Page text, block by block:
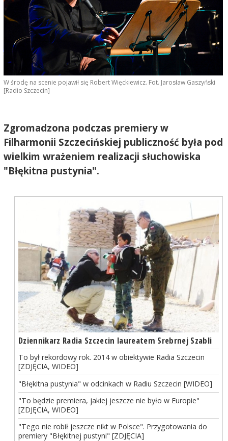
W środę na scenie pojawił się Robert Więckiewicz. Fot. Jarosław Gaszyński
[Radio Szczecin]
Zgromadzona podczas premiery w
Filharmonii Szczecińskiej publiczność była pod
wielkim wrażeniem realizacji słuchowiska
"Błękitna pustynia".
Dziennikarz Radia Szczecin laureatem Srebrnej Szabli
To był rekordowy rok. 2014 w obiektywie Radia Szczecin
[ZDJĘCIA, WIDEO]
"Błękitna pustynia" w odcinkach w Radiu Szczecin [WIDEO]
"To będzie premiera, jakiej jeszcze nie było w Europie"
[ZDJĘCIA, WIDEO]
"Tego nie robił jeszcze nikt w Polsce". Przygotowania do
premiery "Błękitnej pustyni" [ZDJĘCIA]